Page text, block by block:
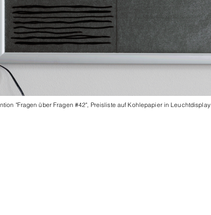
"Fragen über Fragen #42", Preisliste auf Kohlepapier in Leuchtdisplay